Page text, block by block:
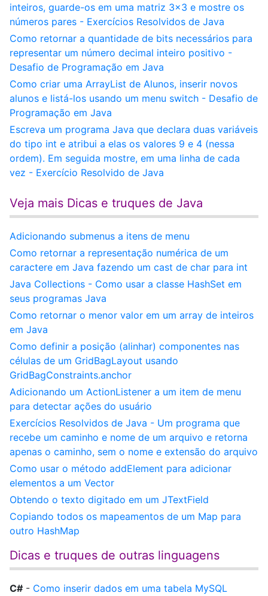
inteiros, guarde-os em uma matriz 3x3 e mostre os
números pares - Exercícios Resolvidos de Java
Como retornar a quantidade de bits necessários para
representar um número decimal inteiro positivo -
Desafio de Programação em Java
Como criar uma ArrayList de Alunos, inserir novos
alunos e listá-los usando um menu switch - Desafio de
Programação em Java
Escreva um programa Java que declara duas variáveis
do tipo int e atribui a elas os valores 9 e 4 (nessa
ordem). Em seguida mostre, em uma linha de cada
vez - Exercício Resolvido de Java
Veja mais Dicas e truques de Java
Adicionando submenus a itens de menu
Como retornar a representação numérica de um
caractere em Java fazendo um cast de char para int
Java Collections - Como usar a classe HashSet em
seus programas Java
Como retornar o menor valor em um array de inteiros
em Java
Como definir a posição (alinhar) componentes nas
células de um GridBagLayout usando
GridBagConstraints.anchor
Adicionando um ActionListener a um item de menu
para detectar ações do usuário
Exercícios Resolvidos de Java - Um programa que
recebe um caminho e nome de um arquivo e retorna
apenas o caminho, sem o nome e extensão do arquivo
Como usar o método addElement para adicionar
elementos a um Vector
Obtendo o texto digitado em um JTextField
Copiando todos os mapeamentos de um Map para
outro HashMap
Dicas e truques de outras linguagens
C# - Como inserir dados em uma tabela MySQL